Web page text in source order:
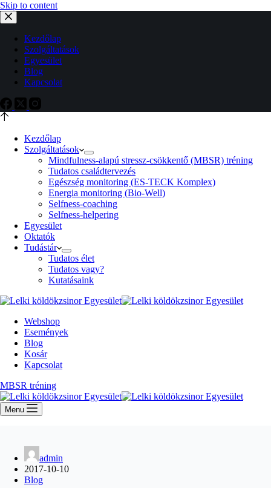
Skip to content
Kezdőlap
Szolgáltatások
Egyesület
Blog
Kapcsolat
Kezdőlap
Szolgáltatások
Mindfulness-alapú stressz-csökkentő (MBSR) tréning
Tudatos családtervezés
Egészség monitoring (ES-TECK Komplex)
Energia monitoring (Bio-Well)
Selfness-coaching
Selfness-helpering
Egyesület
Oktatók
Tudástár
Tudatos élet
Tudatos vagy?
Kutatásaink
Webshop
Események
Blog
Kosár
Kapcsolat
MBSR tréning
Menu
admin
2017-10-10
Blog